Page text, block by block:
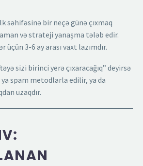
səhifəsinə bir neçə günə çıxmaq
və strateji yanaşma tələb edir.
3-6 ay arası vaxt lazımdır.
sizi birinci yerə çıxaracağıq” deyirsə
spam metodlarla edilir, ya da
uzaqdır.